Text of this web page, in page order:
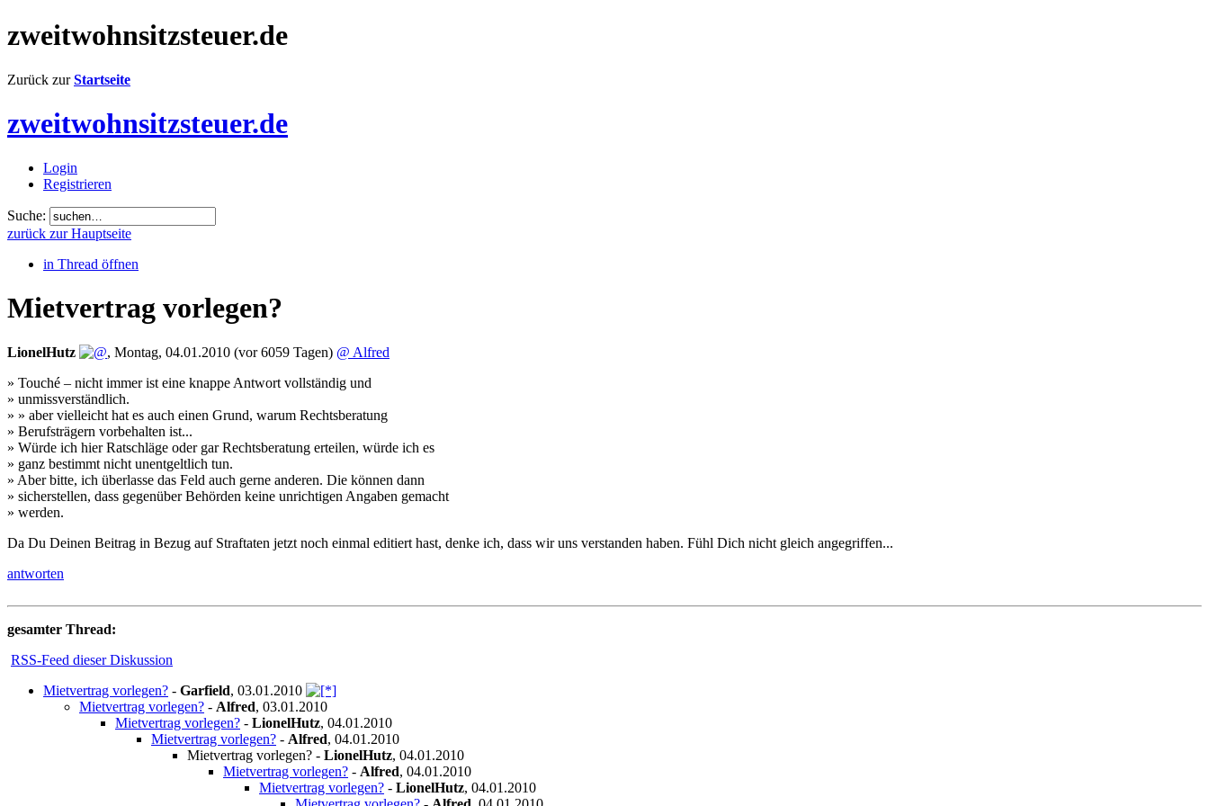
zweitwohnsitzsteuer.de
Zurück zurStartseite
zweitwohnsitzsteuer.de
Login
Registrieren
Suche:
zurück zur Hauptseite
in Thread öffnen
Mietvertrag vorlegen?
LionelHutz , Montag, 04.01.2010 (vor 6059 Tagen) @ Alfred
» Touché – nicht immer ist eine knappe Antwort vollständig und
» unmissverständlich.
» » aber vielleicht hat es auch einen Grund, warum Rechtsberatung
» Berufsträgern vorbehalten ist...
» Würde ich hier Ratschläge oder gar Rechtsberatung erteilen, würde ich es
» ganz bestimmt nicht unentgeltlich tun.
» Aber bitte, ich überlasse das Feld auch gerne anderen. Die können dann
» sicherstellen, dass gegenüber Behörden keine unrichtigen Angaben gemacht
» werden.
Da Du Deinen Beitrag in Bezug auf Straftaten jetzt noch einmal editiert hast, denke ich, dass wir uns verstanden haben. Fühl Dich nicht gleich angegriffen...
antworten
gesamter Thread:
RSS-Feed dieser Diskussion
Mietvertrag vorlegen? - Garfield, 03.01.2010
Mietvertrag vorlegen? - Alfred, 03.01.2010
Mietvertrag vorlegen? - LionelHutz, 04.01.2010
Mietvertrag vorlegen? - Alfred, 04.01.2010
Mietvertrag vorlegen? - LionelHutz, 04.01.2010
Mietvertrag vorlegen? - Alfred, 04.01.2010
Mietvertrag vorlegen? - LionelHutz, 04.01.2010